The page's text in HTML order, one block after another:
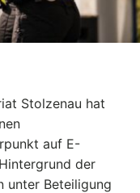
Stolzenau hat
auf E-
der
unter Beteiligung